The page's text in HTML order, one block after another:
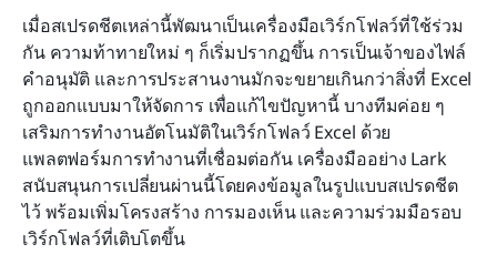
เมื่อสเปรดชีตเหล่านี้พัฒนาเป็นเครื่องมือเวิร์กโฟลว์ที่ใช้ร่วม
กัน ความท้าทายใหม่ ๆ ก็เริ่มปรากฏขึ้น การเป็นเจ้าของไฟล์
คำอนุมัติ และการประสานงานมักจะขยายเกินกว่าสิ่งที่ Excel
ถูกออกแบบมาให้จัดการ เพื่อแก้ไขปัญหานี้ บางทีมค่อย ๆ
เสริมการทำงานอัตโนมัติในเวิร์กโฟลว์ Excel ด้วย
แพลตฟอร์มการทำงานที่เชื่อมต่อกัน เครื่องมืออย่าง Lark
สนับสนุนการเปลี่ยนผ่านนี้โดยคงข้อมูลในรูปแบบสเปรดชีต
ไว้ พร้อมเพิ่มโครงสร้าง การมองเห็น และความร่วมมือรอบ
เวิร์กโฟลว์ที่เติบโตขึ้น
บทสรุป
คำถามที่พบบ่อย
การอ่านที่เกี่ยวข้อง